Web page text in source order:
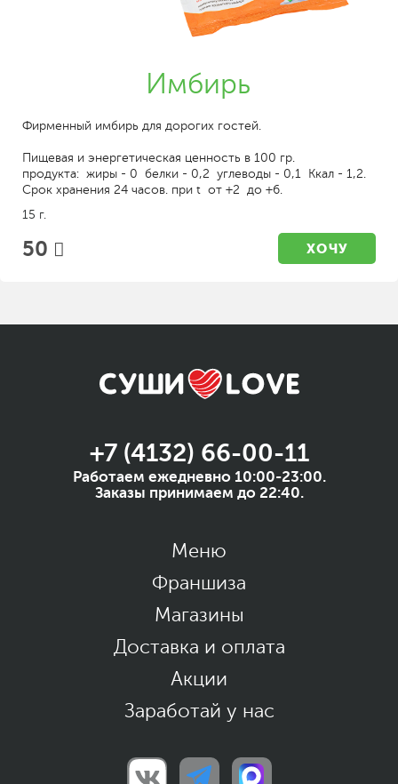
Имбирь
Фирменный имбирь для дорогих гостей.
Пищевая и энергетическая ценность в 100 гр.
продукта: жиры - 0 белки - 0,2 углеводы - 0,1 Ккал - 1,2.
Срок хранения 24 часов. при t от +2 до +6.
15 г.
50 ХОЧУ
+7 (4132) 66-00-11
Работаем ежедневно 10:00-23:00.
Заказы принимаем до 22:40.
Меню
Франшиза
Магазины
Доставка и оплата
Акции
Заработай у нас